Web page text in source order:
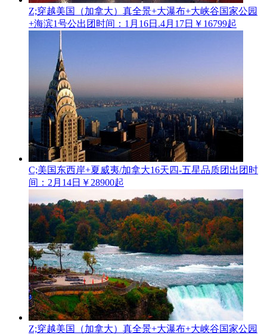
Z;穿越美国（加拿大）真全景+大瀑布+大峡谷国家公园
+海滨1号公出团时间：1月16日.4月17日 ￥16799起
C;美国东西岸+夏威夷/加拿大16天四-五星品质团 出团时
间：2月14日 ￥28900起
Z;穿越美国（加拿大）真全景+大瀑布+大峡谷国家公园